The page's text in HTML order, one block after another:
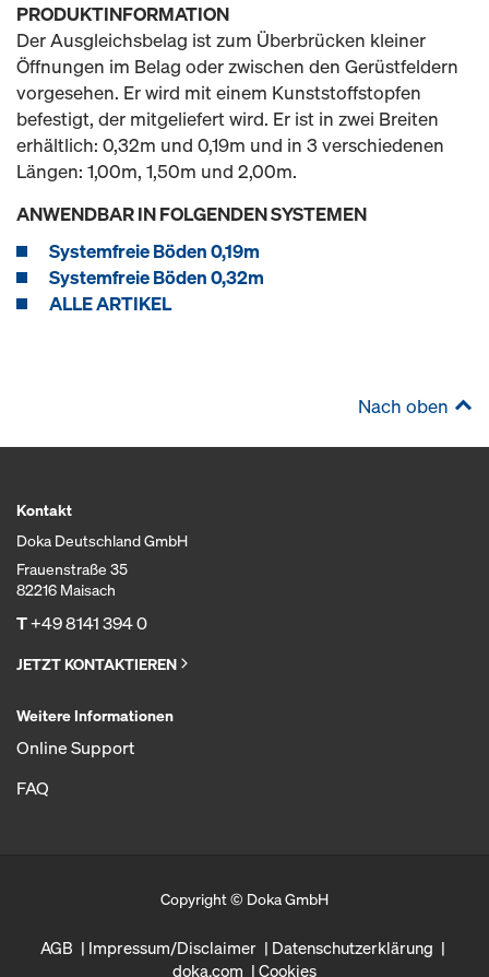
PRODUKTINFORMATION
Der Ausgleichsbelag ist zum Überbrücken kleiner
Öffnungen im Belag oder zwischen den Gerüstfeldern
vorgesehen. Er wird mit einem Kunststoffstopfen
befestigt, der mitgeliefert wird. Er ist in zwei Breiten
erhältlich: 0,32m und 0,19m und in 3 verschiedenen
Längen: 1,00m, 1,50m und 2,00m.
ANWENDBAR IN FOLGENDEN SYSTEMEN
Systemfreie Böden 0,19m
Systemfreie Böden 0,32m
ALLE ARTIKEL
Nach oben
Kontakt
Doka Deutschland GmbH
Frauenstraße 35
82216 Maisach
T+49 8141 394 0
JETZT KONTAKTIEREN
Weitere Informationen
Online Support
FAQ
Copyright © Doka GmbH
AGB Impressum/Disclaimer
Datenschutzerklärung
doka.com
Cookies